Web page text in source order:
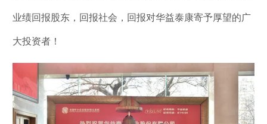
业绩回报股东，回报社会，回报对华益泰康寄予厚望的广
大投资者！